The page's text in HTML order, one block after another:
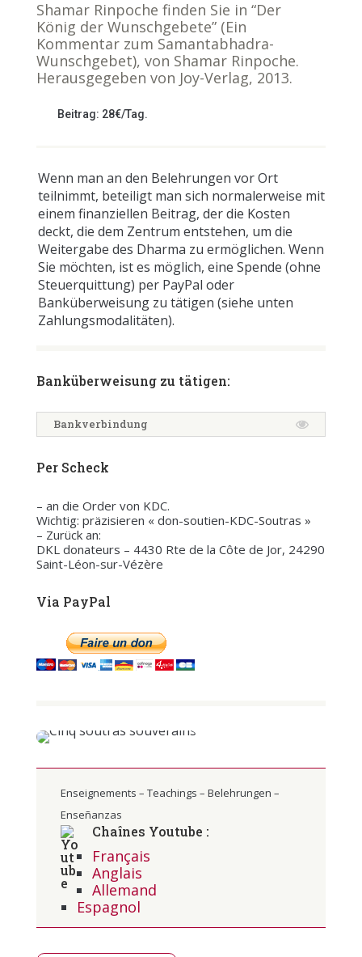
Shamar Rinpoche finden Sie in “Der
König der Wunschgebete” (Ein
Kommentar zum Samantabhadra-
Wunschgebet), von Shamar Rinpoche.
Herausgegeben von Joy-Verlag, 2013.
Beitrag: 28€/Tag.
Wenn man an den Belehrungen vor Ort
teilnimmt, beteiligt man sich normalerweise mit
einem finanziellen Beitrag, der die Kosten
deckt, die dem Zentrum entstehen, um die
Weitergabe des Dharma zu ermöglichen. Wenn
Sie möchten, ist es möglich, eine Spende (ohne
Steuerquittung) per PayPal oder
Banküberweisung zu tätigen (siehe unten
Zahlungsmodalitäten).
Banküberweisung zu tätigen:
Bankverbindung
Per Scheck
– an die Order von KDC.
Wichtig: präzisieren « don-soutien-KDC-Soutras »
– Zurück an:
DKL donateurs – 4430 Rte de la Côte de Jor, 24290
Saint-Léon-sur-Vézère
Via PayPal
Enseignements – Teachings – Belehrungen –
Enseñanzas
Chaînes Youtube :
Français
Anglais
Allemand
Espagnol